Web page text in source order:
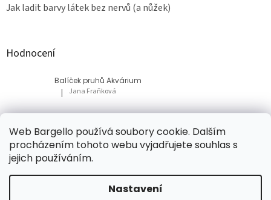
Web Bargello používá soubory cookie. Dalším
procházením tohoto webu vyjadřujete souhlas s
jejich používáním.
Nastavení
Jak ladit barvy látek bez nervů (a nůžek)
Hodnocení
Balíček pruhů Akvárium
Hodnocení produktu je 5 z 5 hvězdiček.
| Jana Fraňková
Balíček Lesní med
Hodnocení produktu je 5 z 5 hvězdiček.
| Tatiana Bacikova
Vytvořil Shoptet